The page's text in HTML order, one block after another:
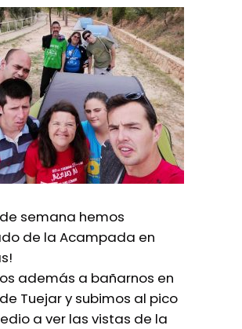
semana hemos
de la Acampada en
además a bañarnos en
Tuejar y subimos al pico
a ver las vistas de la